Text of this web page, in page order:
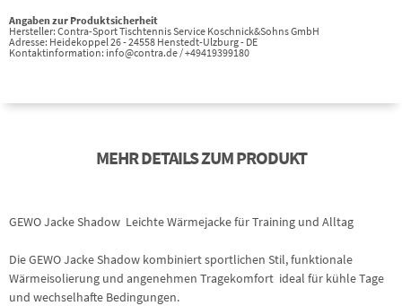
Angaben zur Produktsicherheit
Hersteller: Contra-Sport Tischtennis Service Koschnick&Sohns GmbH
Adresse: Heidekoppel 26 - 24558 Henstedt-Ulzburg - DE
Kontaktinformation: info@contra.de / +49419399180
MEHR DETAILS ZUM PRODUKT
GEWO Jacke Shadow  Leichte Wärmejacke für Training und Alltag
Die GEWO Jacke Shadow kombiniert sportlichen Stil, funktionale
Wärmeisolierung und angenehmen Tragekomfort  ideal für kühle Tage
und wechselhafte Bedingungen.